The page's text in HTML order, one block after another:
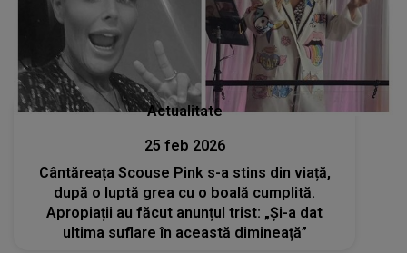
Actualitate
25 feb 2026
Cântăreața Scouse Pink s-a stins din viață,
după o luptă grea cu o boală cumplită.
Apropiații au făcut anunțul trist: „Și-a dat
ultima suflare în această dimineață”